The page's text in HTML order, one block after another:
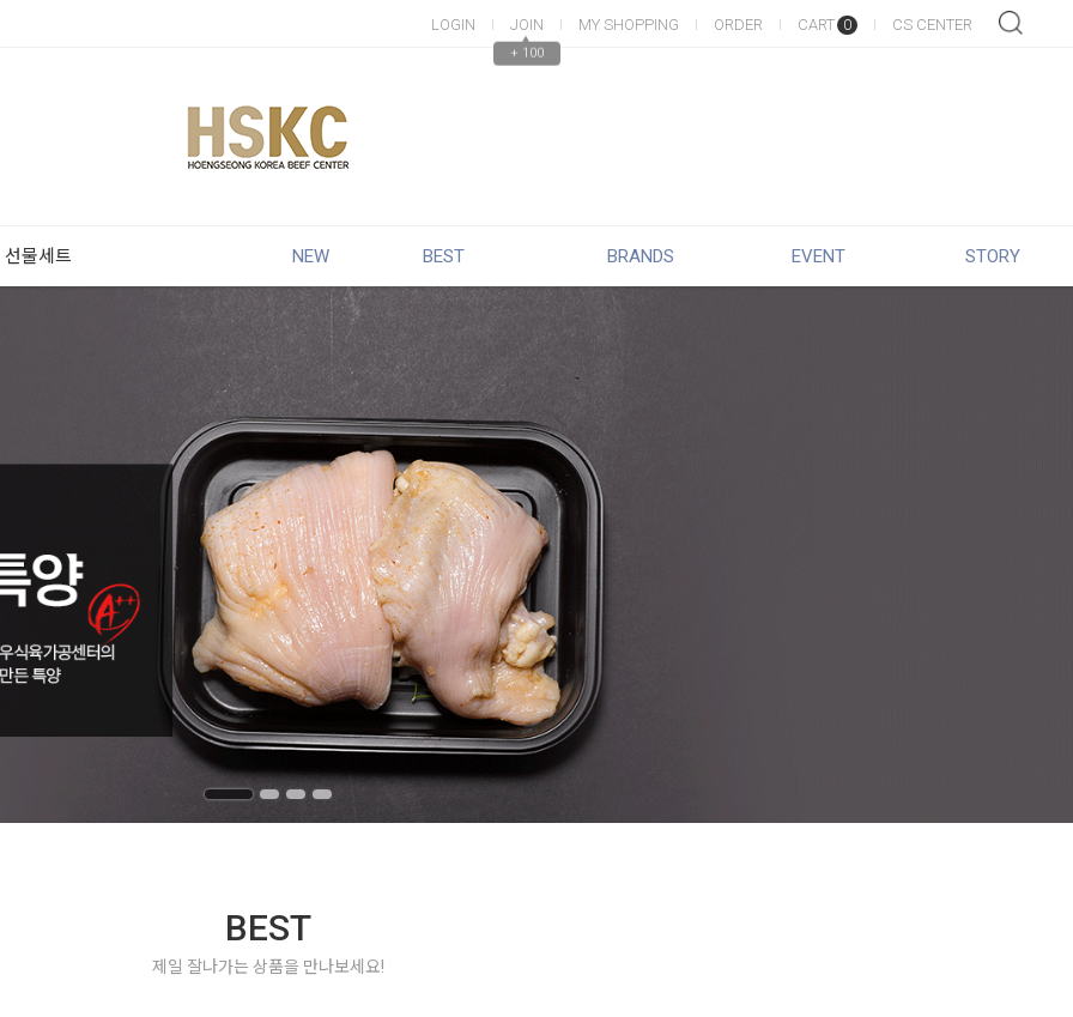
LOGIN JOIN
▲
+ 100
MY SHOPPING ORDER CART 0 CS CENTER
물세트 NEW BEST BRANDS EVENT STORY
BEST
제일 잘나가는 상품을 만나보세요!